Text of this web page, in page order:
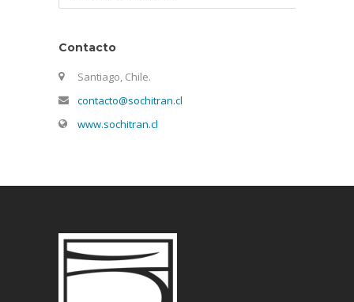
Contacto
Santiago, Chile.
contacto@sochitran.cl
www.sochitran.cl